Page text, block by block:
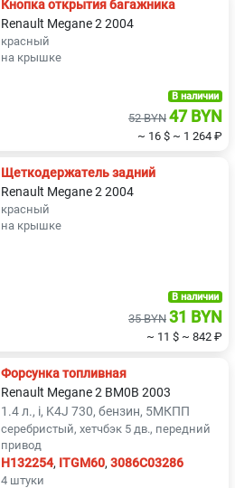
Кнопка открытия багажника
Renault Megane 2 2004
красный
на крышке
В наличии
52 BYN 47 BYN
~ 16 $ ~ 1 264 ₽
Щеткодержатель задний
Renault Megane 2 2004
красный
на крышке
В наличии
35 BYN 31 BYN
~ 11 $ ~ 842 ₽
Форсунка топливная
Renault Megane 2 BM0B 2003
1.4 л., i, K4J 730, бензин, 5МКПП
серебристый, хетчбэк 5 дв., передний
привод
H132254, ITGM60, 3086C03286
4 штуки